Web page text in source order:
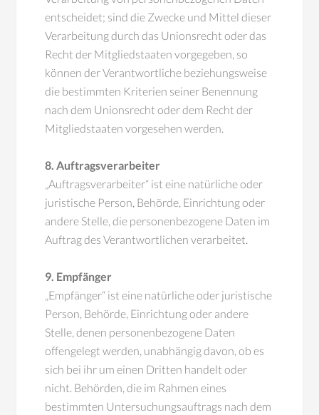
entscheidet; sind die Zwecke und Mittel dieser
Verarbeitung durch das Unionsrecht oder das
Recht der Mitgliedstaaten vorgegeben, so
können der Verantwortliche beziehungsweise
die bestimmten Kriterien seiner Benennung
nach dem Unionsrecht oder dem Recht der
Mitgliedstaaten vorgesehen werden.
8. Auftragsverarbeiter
„Auftragsverarbeiter“ ist eine natürliche oder
juristische Person, Behörde, Einrichtung oder
andere Stelle, die personenbezogene Daten im
Auftrag des Verantwortlichen verarbeitet.
9. Empfänger
„Empfänger“ ist eine natürliche oder juristische
Person, Behörde, Einrichtung oder andere
Stelle, denen personenbezogene Daten
offengelegt werden, unabhängig davon, ob es
sich bei ihr um einen Dritten handelt oder
nicht. Behörden, die im Rahmen eines
bestimmten Untersuchungsauftrags nach dem